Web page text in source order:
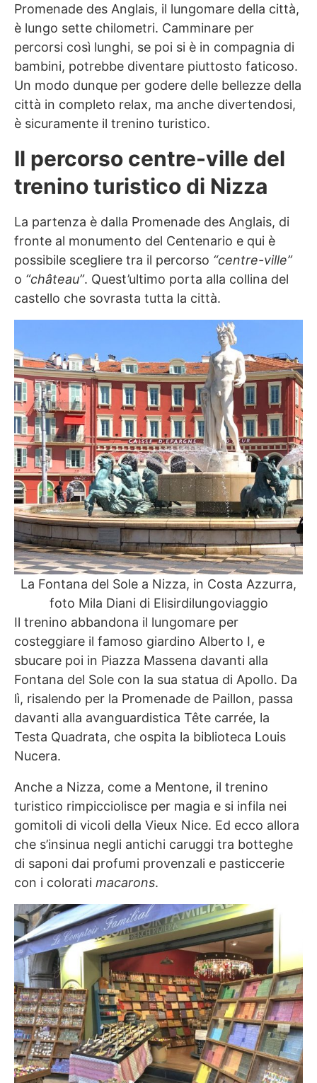
Promenade des Anglais, il lungomare della città,
è lungo sette chilometri. Camminare per
percorsi così lunghi, se poi si è in compagnia di
bambini, potrebbe diventare piuttosto faticoso.
Un modo dunque per godere delle bellezze della
città in completo relax, ma anche divertendosi,
è sicuramente il trenino turistico.
Il percorso centre-ville del
trenino turistico di Nizza
La partenza è dalla Promenade des Anglais, di
fronte al monumento del Centenario e qui è
possibile scegliere tra il percorso “centre-ville”
o “château”. Quest’ultimo porta alla collina del
castello che sovrasta tutta la città.
La Fontana del Sole a Nizza, in Costa Azzurra,
foto Mila Diani di Elisirdilungoviaggio
Il trenino abbandona il lungomare per
costeggiare il famoso giardino Alberto I, e
sbucare poi in Piazza Massena davanti alla
Fontana del Sole con la sua statua di Apollo. Da
lì, risalendo per la Promenade de Paillon, passa
davanti alla avanguardistica Tête carrée, la
Testa Quadrata, che ospita la biblioteca Louis
Nucera.
Anche a Nizza, come a Mentone, il trenino
turistico rimpicciolisce per magia e si infila nei
gomitoli di vicoli della Vieux Nice. Ed ecco allora
che s’insinua negli antichi caruggi tra botteghe
di saponi dai profumi provenzali e pasticcerie
con i colorati macarons.